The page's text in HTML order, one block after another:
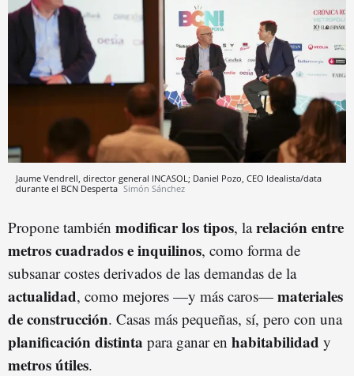
Jaume Vendrell, director general INCASOL; Daniel Pozo, CEO Idealista/data
durante el BCN Desperta Simón Sánchez
Propone también modificar los tipos, larelación entre
metros cuadrados e inquilinos, como forma de
subsanar costes derivados de las demandas de la
actualidad, como mejores —y más caros— materiales
de construcción. Casas más pequeñas, sí, pero con una
planificación distinta para ganar en habitabilidad y
metros útiles.